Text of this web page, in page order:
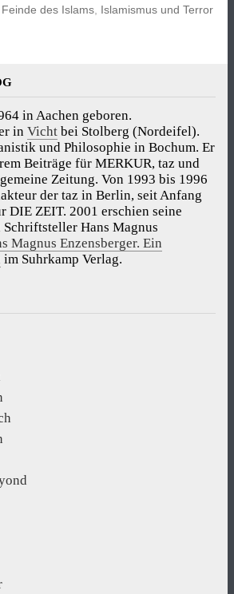
des Islams Islamismus und Terror
in Aachen geboren.
in Vicht bei Stolberg (Nordeifel).
und Philosophie in Bochum. Er
Beiträge für MERKUR, taz und
Zeitung. Von 1993 bis 1996
der taz in Berlin, seit Anfang
DIE ZEIT. 2001 erschien seine
Hans Magnus
Magnus Enzensberger. Ein
im Suhrkamp Verlag.